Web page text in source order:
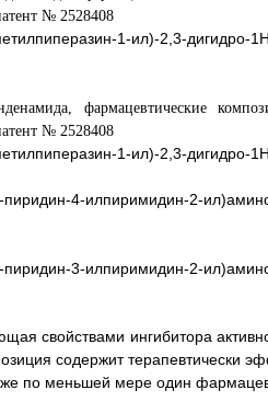
1-ил)-2,3-дигидро-
1-ил)-2,3-дигидро-
4-илпиримидин-2-
3-илпиримидин-2-
свойствами ингибитора
содержит терапевтически
по меньшей мере один